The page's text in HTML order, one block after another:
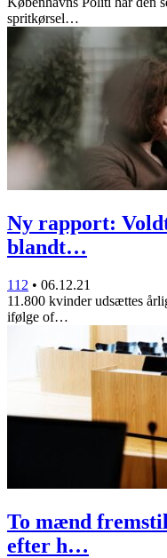
spritkørsel…
Ny rapport:
blandt…
112 • 06.12.21
11.800 kvinder udsættes
ifølge of…
To mænd
efter h…